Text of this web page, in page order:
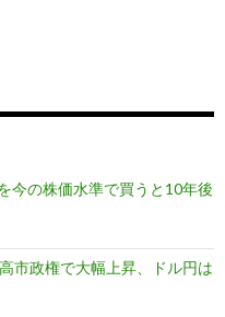
今の株価水準で買うと10年後
市政権で大幅上昇、ドル円は